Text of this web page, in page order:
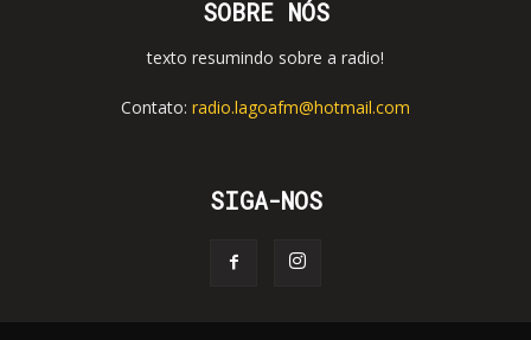
SOBRE NÓS
texto resumindo sobre a radio!
Contato: radio.lagoafm@hotmail.com
SIGA-NOS